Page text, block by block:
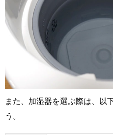
また、加湿器を選ぶ際は、以
う。